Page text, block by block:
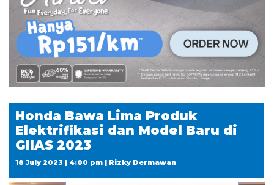
Honda Bawa Lima Produk
Elektrifikasi dan Model Baru di
GIIAS 2023
18 July 2023 | 4:00 pm | Rizky Dermawan